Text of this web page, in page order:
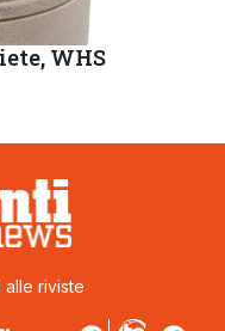
WHS
alle riviste